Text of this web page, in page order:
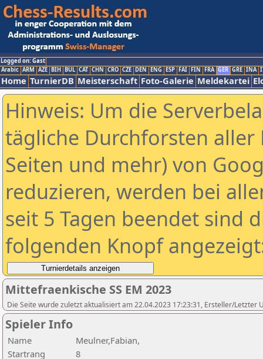
Logged on: Gast
Arabic ARM AZE BIH BUL CAT CHN CRO CZE DEN ENG ESP FAI FIN FRA GER GRE INA
Home TurnierDB Meisterschaft Foto-Galerie Meldekartei
Hinweis: Um die
tägliche Durchforsten aller
Seiten und mehr) von
reduzieren, werden bei
seit 5 Tagen beendet sind
folgenden Knopf
Mittefraenkische SS EM 2023
Die Seite wurde zuletzt aktualisiert am 22.04.2023 17:23:31, Ersteller/Letzter
Spieler Info
Name
Meulner,Fabian,
Startrang
8